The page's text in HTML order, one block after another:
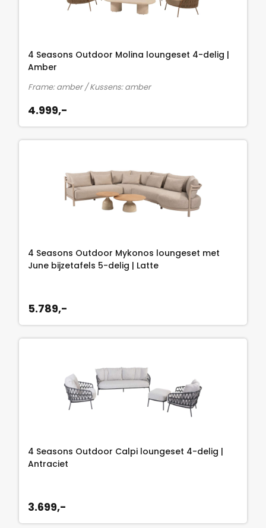
4 Seasons Outdoor Molina loungeset 4-delig |
Amber
Frame: amber / Kussens: amber
4.999,-
4 Seasons Outdoor Mykonos loungeset met
June bijzetafels 5-delig | Latte
5.789,-
4 Seasons Outdoor Calpi loungeset 4-delig |
Antraciet
3.699,-